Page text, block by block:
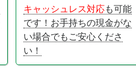
キャッシュレス対応も可能
です！お手持ちの現金がな
い場合でもご安心くださ
い！